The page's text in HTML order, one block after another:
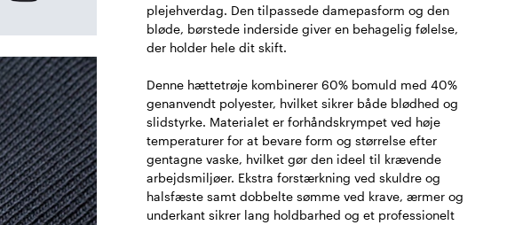
plejehverdag. Den tilpassede damepasform og den
bløde, børstede inderside giver en behagelig følelse,
der holder hele dit skift.
Denne hættetrøje kombinerer 60% bomuld med 40%
genanvendt polyester, hvilket sikrer både blødhed og
slidstyrke. Materialet er forhåndskrympet ved høje
temperaturer for at bevare form og størrelse efter
gentagne vaske, hvilket gør den ideel til krævende
arbejdsmiljøer. Ekstra forstærkning ved skuldre og
halsfæste samt dobbelte sømme ved krave, ærmer og
underkant sikrer lang holdbarhed og et professionelt